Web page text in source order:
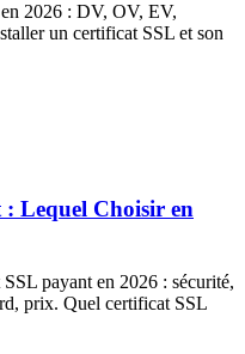
2026 : DV, OV, EV,
un certificat SSL et son
Lequel Choisir en
payant en 2026 : sécurité,
prix. Quel certificat SSL